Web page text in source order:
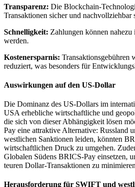
Transparenz: Die Blockchain-
Transaktionen sicher und nachvollziehbar
Schnelligkeit: Zahlungen können
werden.
Kostenersparnis: Transaktionsgebühren
reduziert, was besonders für
Auswirkungen auf den US-Dollar
Die Dominanz des US-Dollars im
USA erhebliche wirtschaftliche und
die sich von dieser Abhängigkeit lösen
Pay eine attraktive Alternative: Russland
westlichen Sanktionen leiden, könnten
wirtschaftlichen Druck zu umgehen.
Globalen Südens BRICS-Pay einsetzen,
teuren Dollar-Transaktionen zu
Herausforderung für SWIFT und